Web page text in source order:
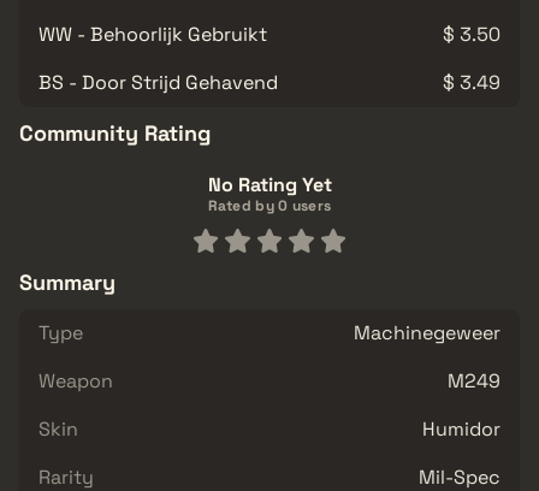
WW - Behoorlijk Gebruikt
$ 3.50
BS - Door Strijd Gehavend
$ 3.49
Community Rating
No Rating Yet
Rated by 0 users
Summary
Type
Machinegeweer
Weapon
M249
Skin
Humidor
Rarity
Mil-Spec